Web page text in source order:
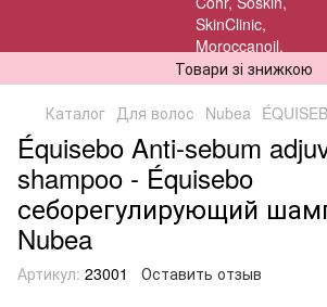
Товари зі знижкою
Каталог Для волос Nubea
Équisebo Anti-sebum
shampoo - Équisebo
себорегулирующий
Nubea
Артикул: 23001 Оставить отзыв